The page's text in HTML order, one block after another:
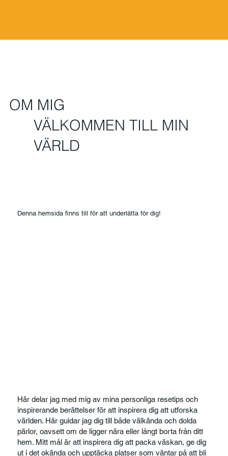
OM MIG
VÄLKOMMEN TILL MIN
VÄRLD
Denna hemsida finns till för att underlätta för dig!
Här delar jag med mig av mina personliga resetips och
inspirerande berättelser för att inspirera dig att utforska
världen. Här guidar jag dig till både välkända och dolda
pärlor, oavsett om de ligger nära eller långt borta från ditt
hem. Mitt mål är att inspirera dig att packa väskan, ge dig
ut i det okända och upptäcka platser som väntar på att bli